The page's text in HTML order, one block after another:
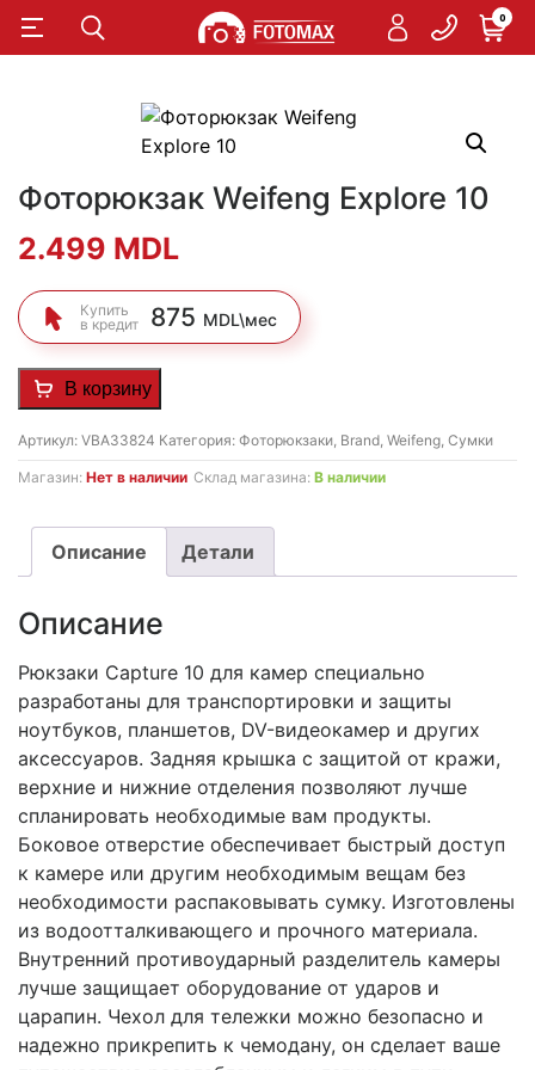
0
Фоторюкзак Weifeng Explore 10
2.499 MDL
Купить
в кредит
875 MDL\мес
В корзину
Артикул: VBA33824 Категория: Фоторюкзаки, Brand, Weifeng, Сумки
Магазин: Нет в наличии Склад магазина: В наличии
Описание Детали
Описание
Рюкзаки Capture 10 для камер специально
разработаны для транспортировки и защиты
ноутбуков, планшетов, DV-видеокамер и других
аксессуаров. Задняя крышка с защитой от кражи,
верхние и нижние отделения позволяют лучше
спланировать необходимые вам продукты.
Боковое отверстие обеспечивает быстрый доступ
к камере или другим необходимым вещам без
необходимости распаковывать сумку. Изготовлены
из водоотталкивающего и прочного материала.
Внутренний противоударный разделитель камеры
лучше защищает оборудование от ударов и
царапин. Чехол для тележки можно безопасно и
надежно прикрепить к чемодану, он сделает ваше